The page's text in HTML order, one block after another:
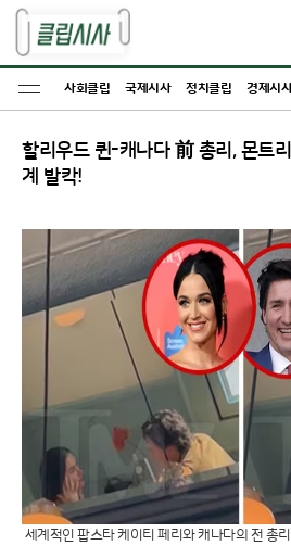
사회클립 국제시사 정치클립 경제시사
할리우드 퀸-캐나다 前 총리, 몬트
계 발칵!
세계적인 팝스타 케이티 페리와 캐나다의 전 총